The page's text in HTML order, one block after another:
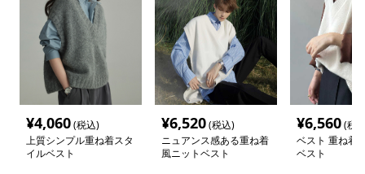
¥4,060(税込)
上質シンプル重ね着スタ
イルベスト
¥6,520(税込)
ニュアンス感ある重ね着
風ニットベスト
¥6,560(税
ベスト 重ね着
ベスト